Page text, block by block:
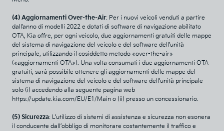
(4) Aggiornamenti Over-the-Air: Per i nuovi veicoli venduti a partire
dall'anno di modelli 2022 e dotati di software di navigazione abilitato
OTA, Kia offre, per ogni veicolo, due aggiornamenti gratuiti delle mappe
del sistema di navigazione del veicolo e del software dell’unità
principale, utilizzando il cosiddetto metodo «over-the-air»
(«aggiornamenti OTA»). Una volta consumati i due aggiornamenti OTA
gratuiti, sarà possibile ottenere gli aggiornamenti delle mappe del
sistema di navigazione del veicolo e del software dell’unità principale
solo (i) accedendo alla seguente pagina web
https://update.kia.com/EU/E1/Main o (ii) presso un concessionario.
(5) Sicurezza: L’utilizzo di sistemi di assistenza e sicurezza non esonera
il conducente dall’obbligo di monitorare costantemente il traffico e